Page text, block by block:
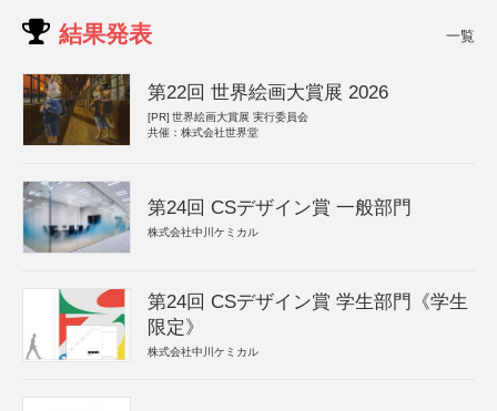
結果発表 一覧
第22回 世界絵画大賞展 2026
[PR] 世界絵画大賞展 実行委員会
共催：株式会社世界堂
第24回 CSデザイン賞 一般部門
株式会社中川ケミカル
第24回 CSデザイン賞 学生部門《学生
限定》
株式会社中川ケミカル